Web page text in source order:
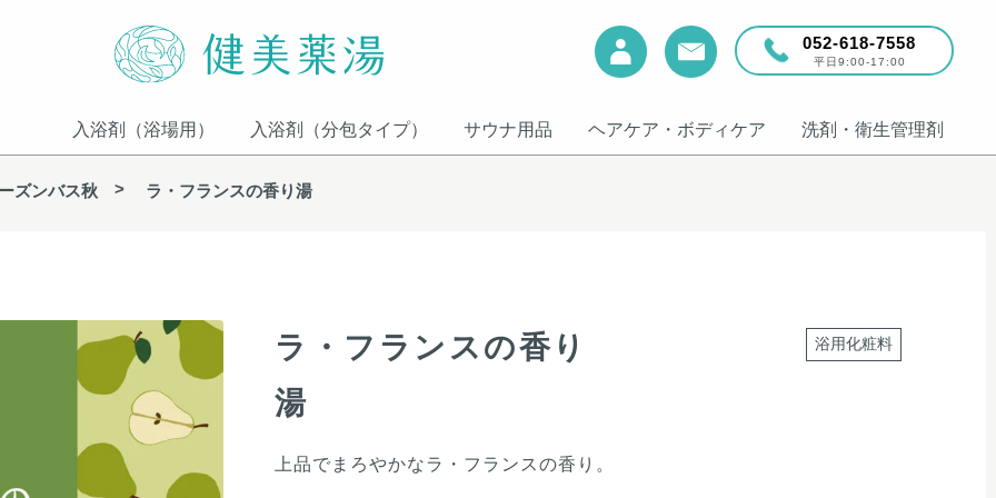
052-618-7558
平日9:00-17:00
入浴剤（浴場用） 入浴剤（分包タイプ） サウナ用品 ヘアケア・ボディケア 洗剤・衛生管理剤
ズンバス秋 ラ・フランスの香り湯
ラ・フランスの香り
湯
浴用化粧料
上品でまろやかなラ・フランスの香り。